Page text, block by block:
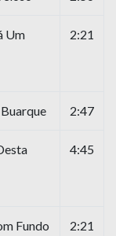
Um
2:21
2:47
4:45
Fundo
2:21